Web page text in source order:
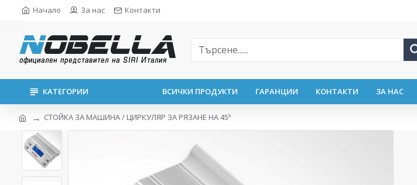
Начало За нас Контакти
КАТЕГОРИИ ВСИЧКИ ПРОДУКТИ ГАРАНЦИИ КОНТАКТИ ЗА НАС
СТОЙКА ЗА МАШИНА / ЦИРКУЛЯР ЗА РЯЗАНЕ НА 45º